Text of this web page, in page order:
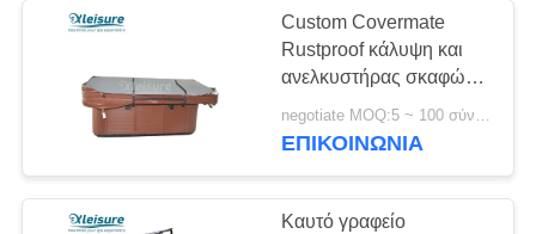
Inflatable Spa
Custom Covermate
Rustproof κάλυψη και
ανελκυστήρας σκαφών
ανελκυστήρων Easy
Spa κάλυψης μαύροι
ΕΠΙΚΟΙΝΩΝΊΑ
Καυτό γραφείο